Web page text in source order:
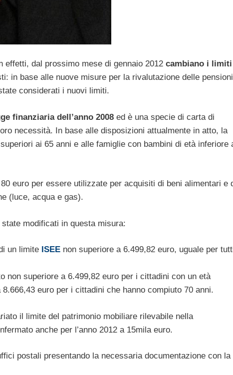
effetti, dal prossimo mese di gennaio 2012 cambiano i limiti
in base alle nuove misure per la rivalutazione delle pensioni
considerati i nuovi limiti.
finanziaria dell’anno 2008 ed è una specie di carta di
necessità. In base alle disposizioni attualmente in atto, la
ai 65 anni e alle famiglie con bambini di età inferiore
euro per essere utilizzate per acquisiti di beni alimentari e
(luce, acqua e gas).
state modificati in questa misura:
un limite ISEE non superiore a 6.499,82 euro, uguale per
non superiore a 6.499,82 euro per i cittadini con un età
euro per i cittadini che hanno compiuto 70 anni.
il limite del patrimonio mobiliare rilevabile nella
anche per l’anno 2012 a 15mila euro.
postali presentando la necessaria documentazione con la